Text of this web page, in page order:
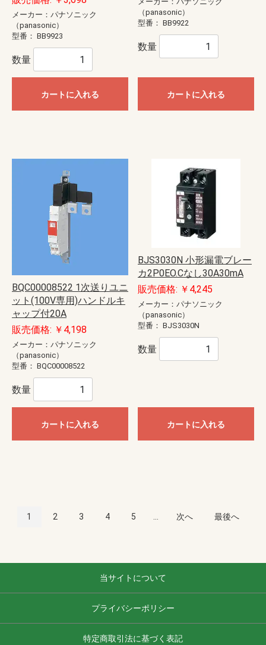
メーカー：パナソニック
（panasonic）
型番： BB9923
数量
カートに入れる
（panasonic）
型番： BB9922
数量
カートに入れる
BQC00008522 1次送りユニ
ット(100V専用)ハンドルキ
ャップ付20A
販売価格: ￥4,198
メーカー：パナソニック
（panasonic）
型番： BQC00008522
数量
カートに入れる
BJS3030N 小形漏電ブレー
カ2P0EO.Cなし30A30mA
販売価格: ￥4,245
メーカー：パナソニック
（panasonic）
型番： BJS3030N
数量
カートに入れる
1 2 3 4 5 ... 次へ 最後へ
当サイトについて
プライバシーポリシー
特定商取引法に基づく表記